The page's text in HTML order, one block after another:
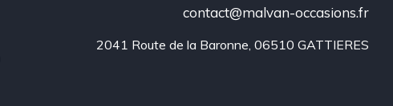
contact@malvan-occasions.fr
2041 Route de la Baronne, 06510 GATTIERES